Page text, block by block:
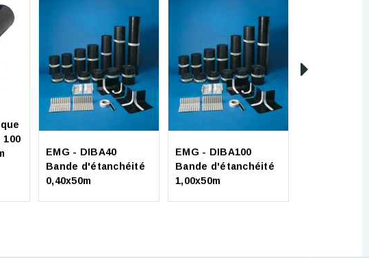
100
EMG - DIBA40
Bande d'étanchéité
0,40x50m
EMG - DIBA100
Bande d'étanchéité
1,00x50m